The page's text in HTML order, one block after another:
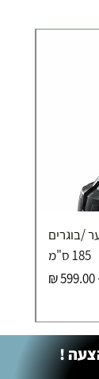
/בוגרים
185 ס"מ
מחיר מבצע
!